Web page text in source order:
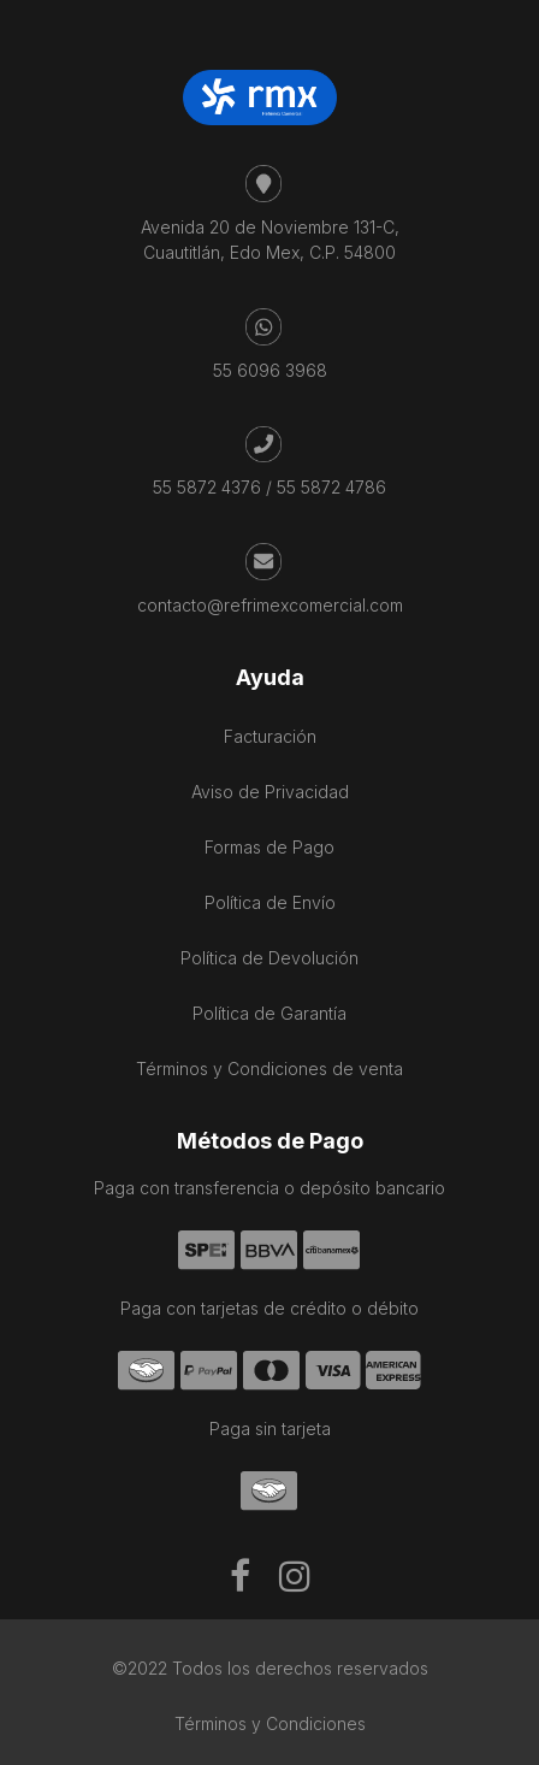
Avenida 20 de Noviembre 131-C,
Cuautitlán, Edo Mex, C.P. 54800
55 6096 3968
55 5872 4376 / 55 5872 4786
contacto@refrimexcomercial.com
Ayuda
Facturación
Aviso de Privacidad
Formas de Pago
Política de Envío
Política de Devolución
Política de Garantía
Términos y Condiciones de venta
Métodos de Pago
Paga con transferencia o depósito bancario
Paga con tarjetas de crédito o débito
Paga sin tarjeta
©2022 Todos los derechos reservados
Términos y Condiciones